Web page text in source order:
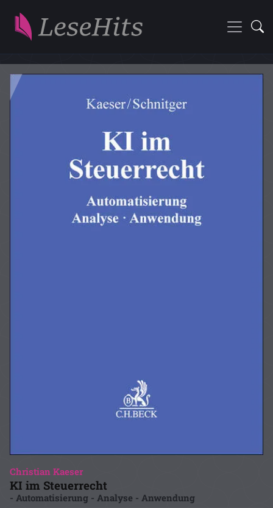
Christian Kaeser
KI im Steuerrecht
- Automatisierung - Analyse - Anwendung